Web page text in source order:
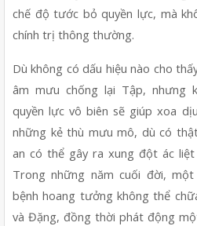
chế độ tước bỏ quyền lực, mà
chính trị thông thường.
Dù không có dấu hiệu nào cho
âm mưu chống lại Tập, nhưng
quyền lực vô biên sẽ giúp xoa
những kẻ thù mưu mô, dù có
an có thể gây ra xung đột ác
Trong những năm cuối đời,
bệnh hoang tưởng không thể
và Đặng, đồng thời phát động